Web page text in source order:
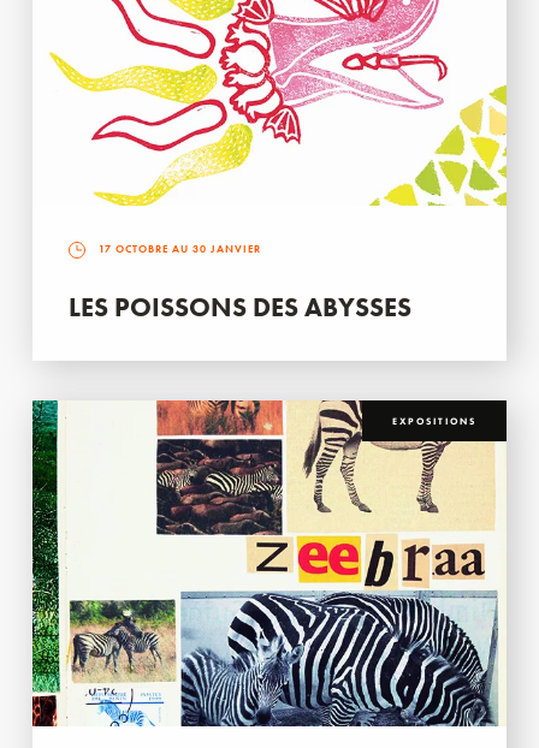
17 OCTOBRE AU 30 JANVIER
LES POISSONS DES ABYSSES
EXPOSITIONS